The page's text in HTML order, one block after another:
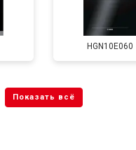
HGN10E060